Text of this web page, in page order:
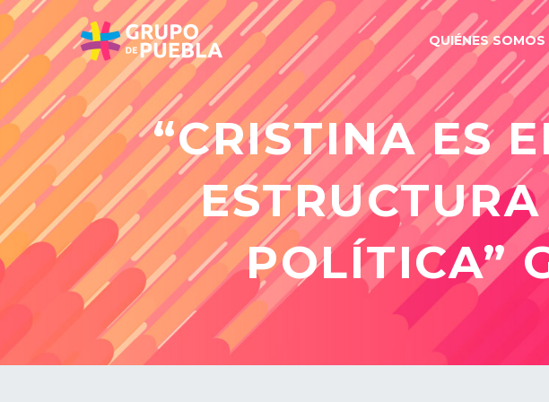
QUIÉNES SOMOS
“CRISTINA ES
POLÍTICA”